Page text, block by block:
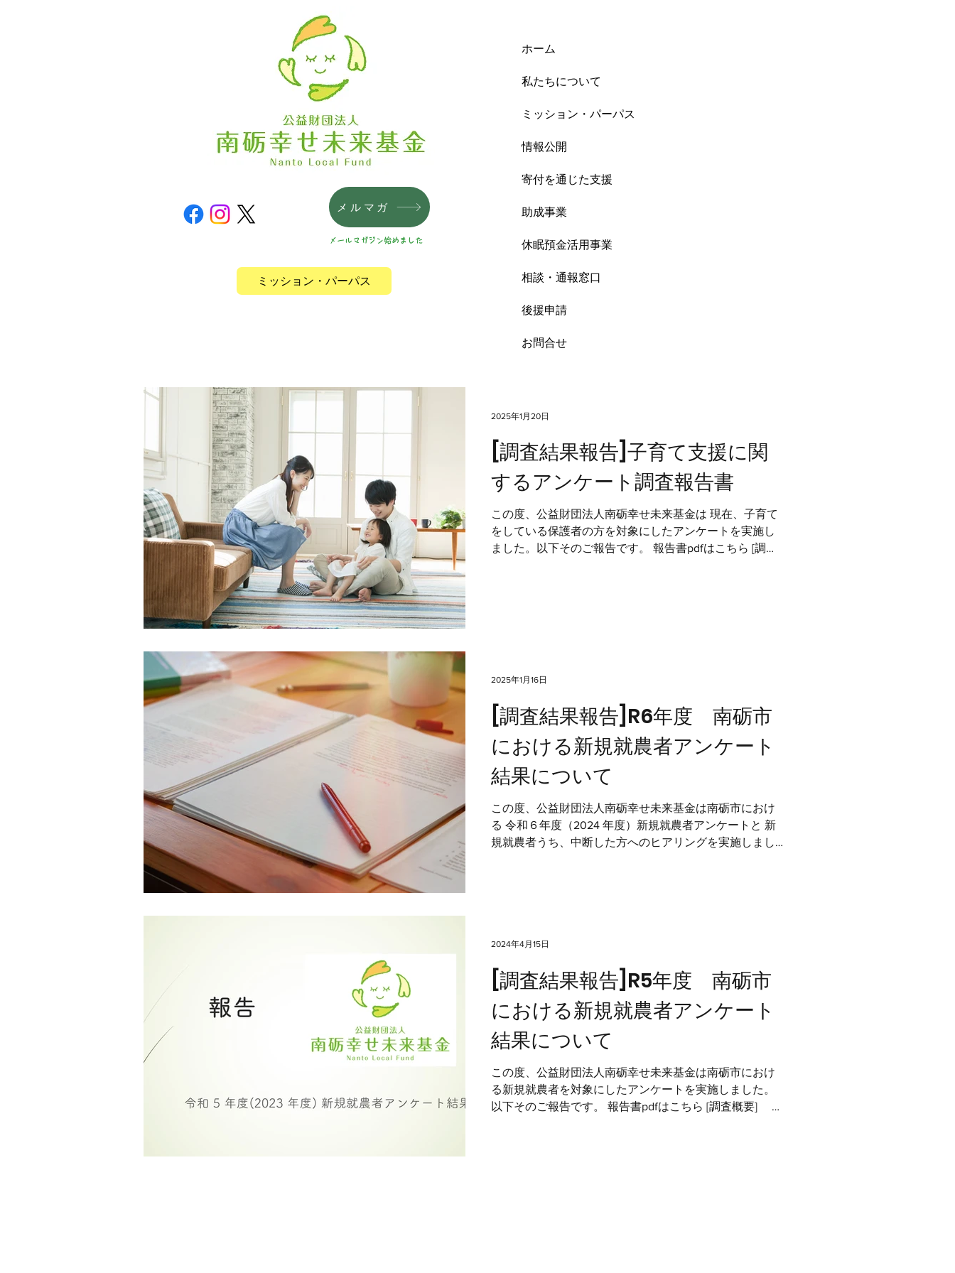
メルマガ
メールマガジン始めました
ミッション・パーパス
ホーム
私たちについて
ミッション・パーパス
情報公開
寄付を通じた支援
助成事業
休眠預金活用事業
相談・通報窓口
後援申請
お問合せ
[調査結果報告]子育て支援に関
するアンケート調査報告書
この度、公益財団法人南砺幸せ未来基金は 現在、子育て
をしている保護者の方を対象にしたアンケートを実施し
ました。以下そのご報告です。 報告書pdfはこちら [調査
2025年1月20日
[調査結果報告]R6年度 南砺市
における新規就農者アンケート
結果について
この度、公益財団法人南砺幸せ未来基金は南砺市におけ
る 令和６年度（2024 年度）新規就農者アンケートと 新
規就農者うち、中断した方へのヒアリングを実施しまし
2025年1月16日
[調査結果報告]R5年度 南砺市
における新規就農者アンケート
結果について
この度、公益財団法人南砺幸せ未来基金は南砺市におけ
る新規就農者を対象にしたアンケートを実施しました。
以下そのご報告です。 報告書pdfはこちら [調査概要] 新
2024年4月15日